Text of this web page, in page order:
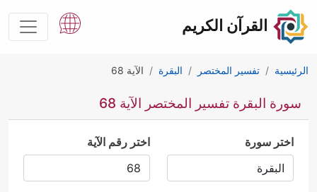
القرآن الكريم
الرئيسية تفسير المختصر البقرة الآية 68
سورة البقرة تفسير المختصر الآية 68
اختر سورة اختر رقم الآية